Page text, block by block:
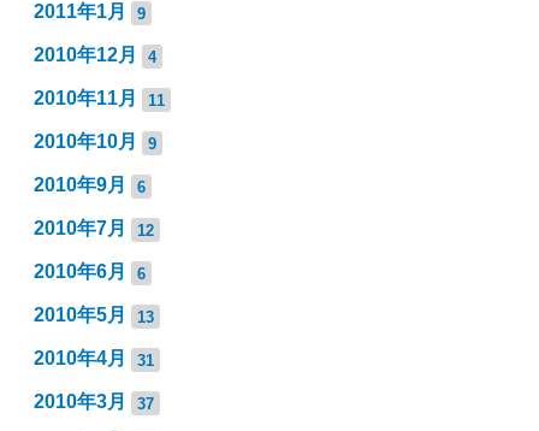
2011年1月 9
2010年12月 4
2010年11月 11
2010年10月 9
2010年9月 6
2010年7月 12
2010年6月 6
2010年5月 13
2010年4月 31
2010年3月 37